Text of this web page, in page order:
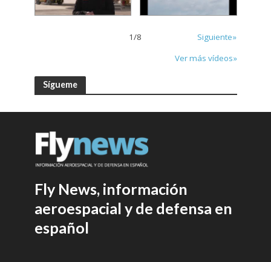
1/8
Siguiente»
Ver más vídeos»
Sígueme
Fly News, información
aeroespacial y de defensa en
español